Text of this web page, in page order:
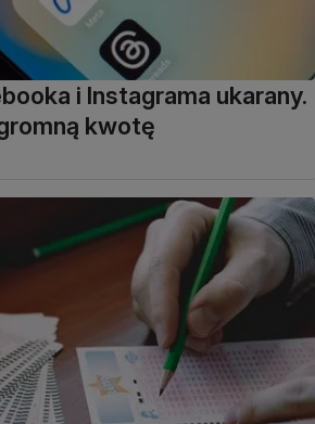
i Instagrama ukarany.
kwotę